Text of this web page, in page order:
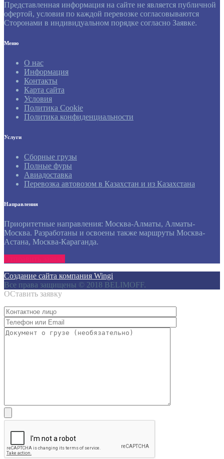
Представленная информация на сайте не является публичной
офертой, условия по каждой перевозке согласовываются
Сторонами в индивидуальном порядке согласно Заявке.
Меню
О нас
Информация
Контакты
Карта сайта
Условия
Политика Cookie
Политика конфиденциальности
Услуги
Сборные грузы
Полные фуры
Авиадоставка
Перевозка автовозом в Казахстан и из Казахстана
Направления
Приоритетные направления: Москва-Алматы, Алматы-
Москва. Разработаны и освоены также маршруты Москва-
Астана, Москва-Караганда.
Создание сайта компания Wingi
Все права защищены © 2018 BELIMOFF.
ОСтавить заявку